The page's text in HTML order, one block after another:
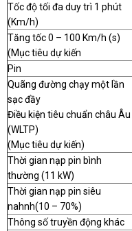
Tốc độ tối đa duy trì 1 phút
(Km/h)
Tăng tốc 0 – 100 Km/h (s)
(Mục tiêu dự kiến
Pin
Quãng đường chạy một lần
sạc đầy
Điều kiện tiêu chuẩn châu Âu
(WLTP)
(Mục tiêu dự kiến)
Thời gian nạp pin bình
thường (11 kW)
Thời gian nạp pin siêu
nahnh(10 – 70%)
Thông số truyền động khác